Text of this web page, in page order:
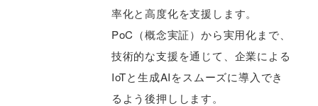
率化と高度化を支援します。
PoC（概念実証）から実用化まで、
技術的な支援を通じて、企業による
IoTと生成AIをスムーズに導入でき
るよう後押しします。